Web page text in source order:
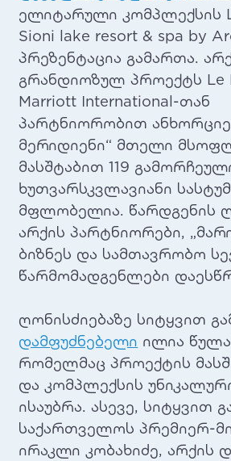
ელიტარული კომპლექსის
Sioni lake resort & spa by
პრეზენტაცია გამართა.
გრანდიოზულ პროექტს Le
Marriott International-თან
პარტნიორობით
მერიდიენი“ მთელი
მასშტაბით 119
ხუთვარსკვლავიანი
მფლობელია. წარდგენის
არქის პარტნიორები,
ბიზნეს და სამთავრობო
წარმომადგენლები
ღონისძიებაზე სიტყვით
დამფუძნებელი ილია
რომელმაც პროექტის
და კომპლექსის
ისაუბრა. ასევე, სიტყვით
საქართველოს პრემიერ-
ირაკლი კობახიძე, არქის